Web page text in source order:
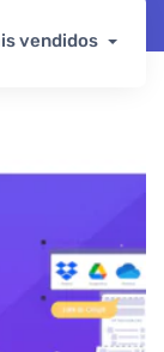
vendidos